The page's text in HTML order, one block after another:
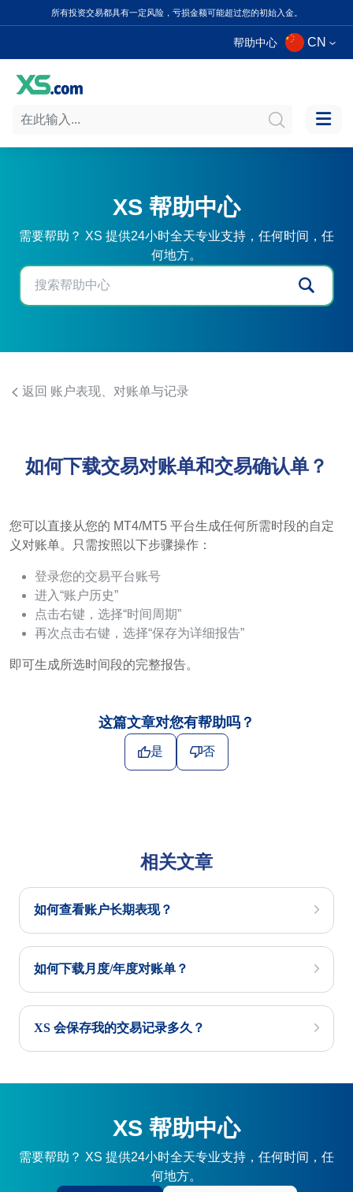
所有投资交易都具有一定风险，亏损金额可能超过您的初始入金。
帮助中心 CN
XS 帮助中心
需要帮助？ XS 提供24小时全天专业支持，任何时间，任
何地方。
返回 账户表现、对账单与记录
如何下载交易对账单和交易确认单？
您可以直接从您的 MT4/MT5 平台生成任何所需时段的自定
义对账单。只需按照以下步骤操作：
登录您的交易平台账号
进入“账户历史”
点击右键，选择“时间周期”
再次点击右键，选择“保存为详细报告”
即可生成所选时间段的完整报告。
这篇文章对您有帮助吗？
是 否
相关文章
如何查看账户长期表现？
如何下载月度/年度对账单？
XS 会保存我的交易记录多久？
XS 帮助中心
需要帮助？ XS 提供24小时全天专业支持，任何时间，任
何地方。